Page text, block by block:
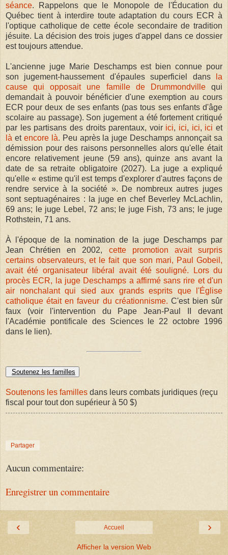
séance. Rappelons que le Monopole de l'Éducation du
Québec tient à interdire toute adaptation du cours ECR à
l'optique catholique de cette école secondaire de tradition
jésuite. La décision des trois juges d'appel dans ce dossier
est toujours attendue.
L'ancienne juge Marie Deschamps est bien connue pour
son jugement-haussement d'épaules superficiel dans
la
cause qui opposait une famille de Drummondvillequi
demandait à pouvoir bénéficier d'une exemption au cours
ECR pour deux de ses enfants (pas tous ses enfants d'âge
scolaire au passage). Son jugement a été fortement critiqué
par les partisans des droits parentaux, voir ici, ici, ici, ici et
là et encore là. Peu après la juge Deschamps annonçait sa
démission pour des raisons personnelles alors qu'elle était
encore relativement jeune (59 ans), quinze ans avant la
date de sa retraite obligatoire (2027). La juge a expliqué
qu'elle « estime qu'il est temps d'explorer d'autres façons de
rendre service à la société ». De nombreux autres juges
sont septuagénaires : la juge en chef Beverley McLachlin,
69 ans; le juge Lebel, 72 ans; le juge Fish, 73 ans; le juge
Rothstein, 71 ans.
À l'époque de la nomination de la juge Deschamps par
Jean Chrétien en 2002, cette promotion avait surpris
certains observateurs, et le fait que son mari, Paul Gobeil,
avait été organisateur libéral avait été souligné.
Lors du
procès ECR, la juge Deschamps a affirmé sans rire et d'un
air nonchalant qui sied aux grands esprits que l'Église
catholique était en faveur du créationnisme. C'est bien sûr
faux (voir l'intervention du Pape Jean-Paul II devant
l'Académie pontificale des Sciences le 22 octobre 1996
dans le lien).
Soutenez les familles
Soutenons les familles dans leurs combats juridiques (reçu
fiscal pour tout don supérieur à 50 $)
Partager
Aucun commentaire:
Enregistrer un commentaire
‹ ›
Accueil
Afficher la version Web